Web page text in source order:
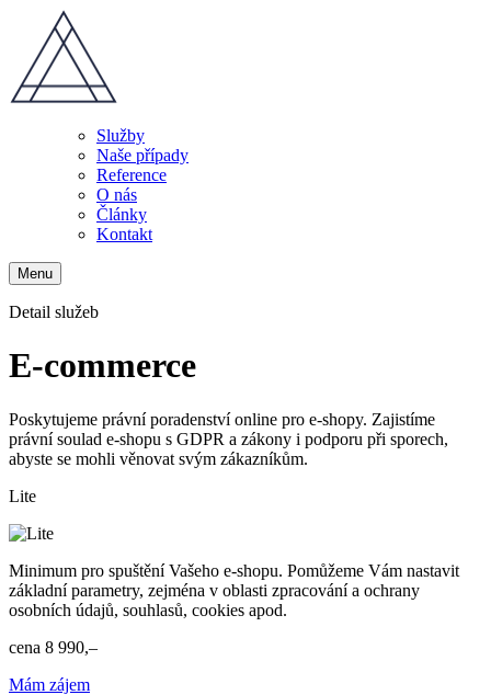
Služby
Naše případy
Reference
O nás
Články
Kontakt
Menu
Detail služeb
E-commerce
Poskytujeme právní poradenství online pro e-shopy. Zajistíme
právní soulad e-shopu s GDPR a zákony i podporu při sporech,
abyste se mohli věnovat svým zákazníkům.
Lite
Minimum pro spuštění Vašeho e-shopu. Pomůžeme Vám nastavit
základní parametry, zejména v oblasti zpracování a ochrany
osobních údajů, souhlasů, cookies apod.
cena 8 990,–
Mám zájem